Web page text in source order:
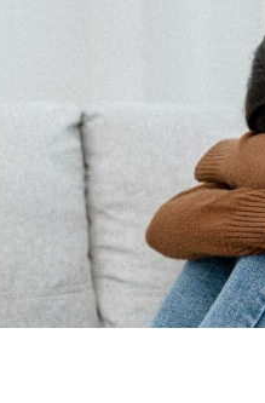
Preguntas frecuentes